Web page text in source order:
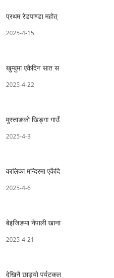
प्रथम रेडपाण्डा महोत्
2025-4-15
खुम्बुमा एकैदिन सात स
2025-4-22
मुस्ताङको खिङ्गा गाउँ
2025-4-3
कालिका मन्दिरमा एकैदि
2025-4-6
बेइजिङमा नेपाली खाना
2025-4-21
देखिनै छाड्यो पर्यटकल